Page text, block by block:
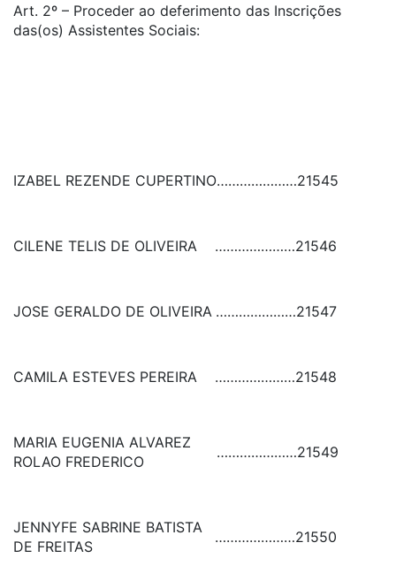
Art. 2º – Proceder ao deferimento das Inscrições
das(os) Assistentes Sociais:
IZABEL REZENDE CUPERTINO…………………21545
CILENE TELIS DE OLIVEIRA …………………21546
JOSE GERALDO DE OLIVEIRA …………………21547
CAMILA ESTEVES PEREIRA …………………21548
MARIA EUGENIA ALVAREZ
ROLAO FREDERICO
…………………21549
JENNYFE SABRINE BATISTA
DE FREITAS
…………………21550